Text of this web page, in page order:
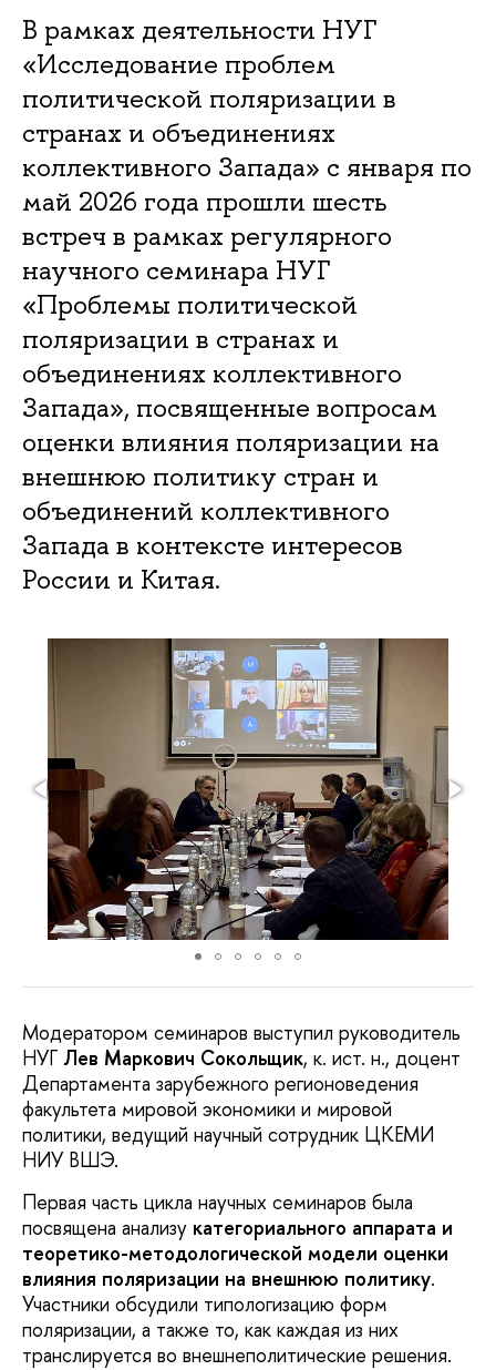
В рамках деятельности НУГ
«Исследование проблем
политической поляризации в
странах и объединениях
коллективного Запада» с января по
май 2026 года прошли шесть
встреч в рамках регулярного
научного семинара НУГ
«Проблемы политической
поляризации в странах и
объединениях коллективного
Запада», посвященные вопросам
оценки влияния поляризации на
внешнюю политику стран и
объединений коллективного
Запада в контексте интересов
России и Китая.
Модератором семинаров выступил руководитель
НУГ Лев Маркович Сокольщик, к. ист. н., доцент
Департамента зарубежного регионоведения
факультета мировой экономики и мировой
политики, ведущий научный сотрудник ЦКЕМИ
НИУ ВШЭ.
Первая часть цикла научных семинаров была
посвящена анализу категориального аппарата и
теоретико-методологической модели оценки
влияния поляризации на внешнюю политику.
Участники обсудили типологизацию форм
поляризации, а также то, как каждая из них
транслируется во внешнеполитические решения.